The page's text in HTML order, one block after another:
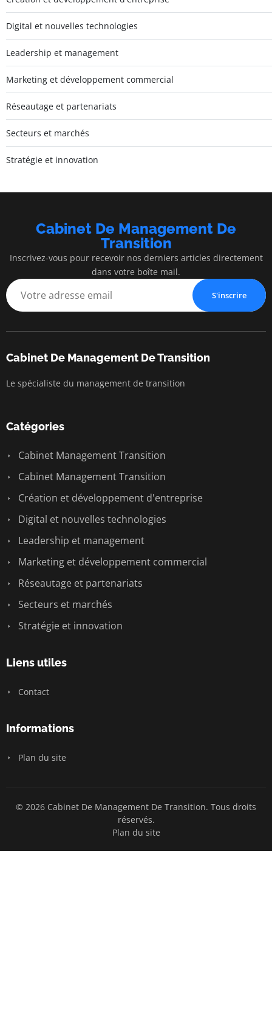
Digital et nouvelles technologies
Leadership et management
Marketing et développement commercial
Réseautage et partenariats
Secteurs et marchés
Stratégie et innovation
Cabinet De Management De
Transition
Inscrivez-vous pour recevoir nos derniers articles directement
dans votre boîte mail.
S'inscrire
Cabinet De Management De Transition
Le spécialiste du management de transition
Catégories
Cabinet Management Transition
Cabinet Management Transition
Création et développement d'entreprise
Digital et nouvelles technologies
Leadership et management
Marketing et développement commercial
Réseautage et partenariats
Secteurs et marchés
Stratégie et innovation
Liens utiles
Contact
Informations
Plan du site
© 2026 Cabinet De Management De Transition. Tous droits
réservés.
Plan du site